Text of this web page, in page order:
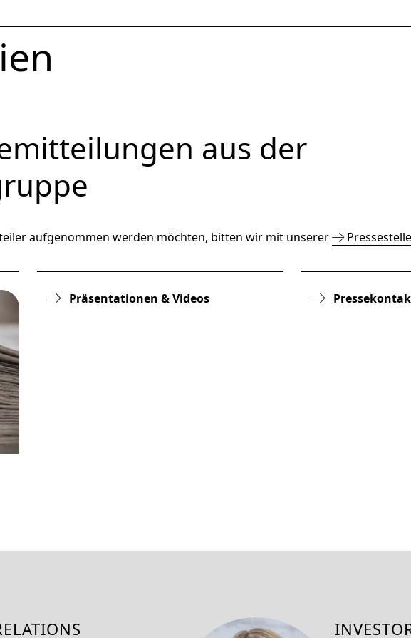
Menü schließen
aus der
aufgenommen werden möchten, bitten wir mit unserer Pressestelle
Präsentationen & Videos